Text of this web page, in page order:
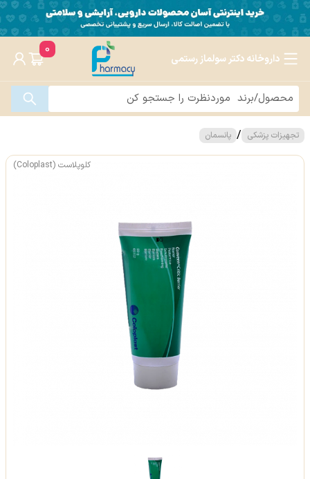
داروخانه دکتر سولماز رستمی
0
تجهیزات پزشکی / پانسمان
کلوپلاست (Coloplast)